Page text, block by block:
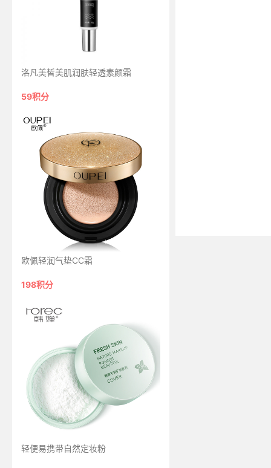
洛凡美皙美肌润肤轻透素颜霜
59积分
欧佩轻润气垫CC霜
198积分
轻便易携带自然定妆粉